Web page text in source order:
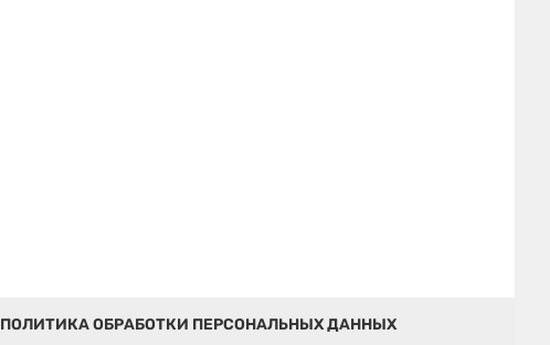
ПОЛИТИКА ОБРАБОТКИ ПЕРСОНАЛЬНЫХ ДАННЫХ